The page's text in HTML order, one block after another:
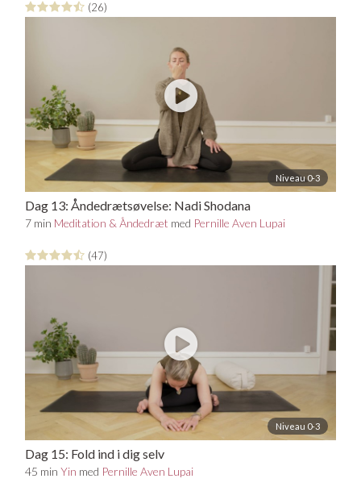
(26)
Niveau 0-3
Dag 13: Åndedrætsøvelse: Nadi Shodana
7 min Meditation & Åndedræt med Pernille Aven Lupai
(47)
Niveau 0-3
Dag 15: Fold ind i dig selv
45 minYin med Pernille Aven Lupai